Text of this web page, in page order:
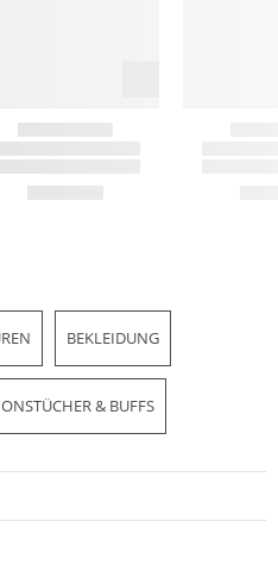
BEKLEIDUNG
& BUFFS